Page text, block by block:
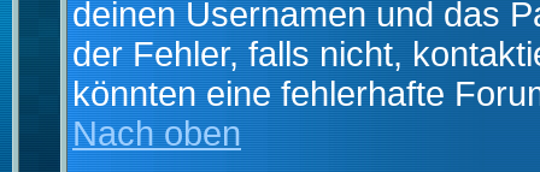
deinen Usernamen und das
der Fehler, falls nicht,
könnten eine fehlerhafte
Nach oben